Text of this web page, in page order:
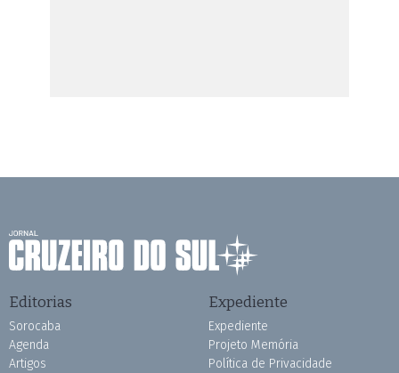
Editorias
Sorocaba
Agenda
Artigos
Expediente
Expediente
Projeto Memória
Política de Privacidade